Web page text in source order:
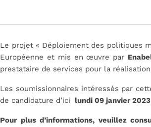
Le projet « Déploiement des politiques
Européenne et mis en œuvre par
prestataire de services pour la
Les soumissionnaires intéressés par
de candidature d’ici
lundi 09 janvier 2023
Pour plus d’informations, veuillez